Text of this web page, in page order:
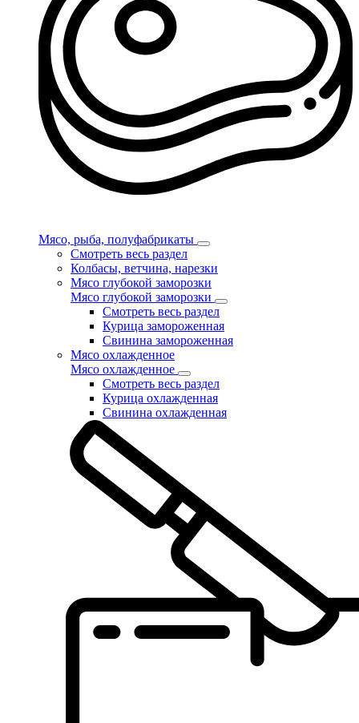
Мясо, рыба, полуфабрикаты
Смотреть весь раздел
Колбасы, ветчина, нарезки
Мясо глубокой заморозки
Мясо глубокой заморозки
Смотреть весь раздел
Курица замороженная
Свинина замороженная
Мясо охлажденное
Мясо охлажденное
Смотреть весь раздел
Курица охлажденная
Свинина охлажденная